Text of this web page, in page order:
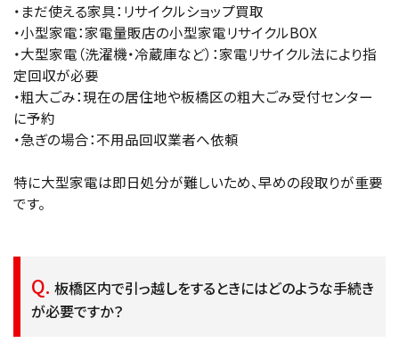
・まだ使える家具：リサイクルショップ買取
・小型家電：家電量販店の小型家電リサイクルBOX
・大型家電（洗濯機・冷蔵庫など）：家電リサイクル法により指
定回収が必要
・粗大ごみ：現在の居住地や板橋区の粗大ごみ受付センター
に予約
・急ぎの場合：不用品回収業者へ依頼
特に大型家電は即日処分が難しいため、早めの段取りが重要
です。
板橋区内で引っ越しをするときにはどのような手続き
が必要ですか？